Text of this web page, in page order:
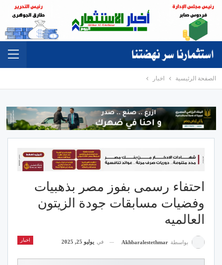
الصفحة الرئيسية اخبار
احتفاء رسمى بفوز مصر بذهبيات
وفضيات مسابقات جودة الزيتون
العالميه
اخبار بواسطة Akhbaralestethmar في يوليو 25, 2025